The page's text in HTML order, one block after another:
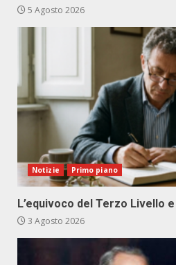
5 Agosto 2026
Notizie Primo piano
L’equivoco del Terzo Livello
3 Agosto 2026